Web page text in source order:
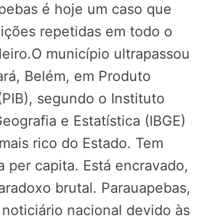
é hoje um caso que
repetidas em todo o
município ultrapassou
Belém, em Produto
segundo o Instituto
e Estatística (IBGE)
rico do Estado. Tem
per capita. Está encravado,
brutal. Parauapebas,
nacional devido às